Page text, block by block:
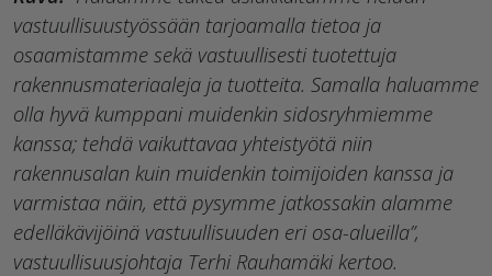
vastuullisuustyössään tarjoamalla tietoa ja
osaamistamme sekä vastuullisesti tuotettuja
rakennusmateriaaleja ja tuotteita. Samalla haluamme
olla hyvä kumppani muidenkin sidosryhmiemme
kanssa; tehdä vaikuttavaa yhteistyötä niin
rakennusalan kuin muidenkin toimijoiden kanssa ja
varmistaa näin, että pysymme jatkossakin alamme
edelläkävijöinä vastuullisuuden eri osa-alueilla”,
vastuullisuusjohtaja Terhi Rauhamäki kertoo.